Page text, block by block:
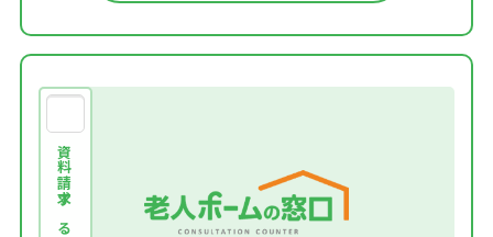
資料請求する